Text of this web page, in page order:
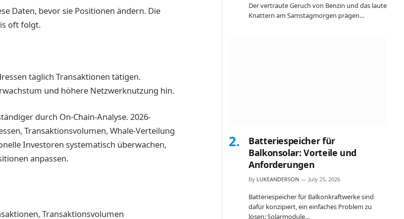
Daten, bevor sie Positionen ändern. Die
oft folgt.
täglich Transaktionen tätigen.
und höhere Netzwerknutzung hin.
durch On-Chain-Analyse. 2026-
Transaktionsvolumen, Whale-Verteilung
Investoren systematisch überwachen,
anpassen.
Transaktionsvolumen
Der vertraute Geruch von Benzin und das laute
Knattern am Samstagmorgen prägen…
Batteriespeicher für
Balkonsolar: Vorteile und
Anforderungen
By LUKEANDERSON July 25, 2026
Batteriespeicher für Balkonkraftwerke sind
dafür konzipiert, ein einfaches Problem zu
lösen: Solarmodule…